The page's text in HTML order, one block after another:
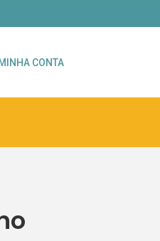
MINHA CONTA